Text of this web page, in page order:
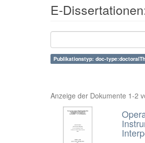
E-
Publikationstyp: doc-
Anzeige der Dokumente 1-2